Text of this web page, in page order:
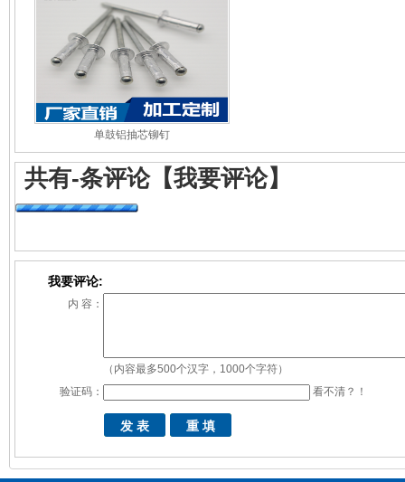
单鼓铝抽芯铆钉
共有-条评论【我要评论】
我要评论:
内 容：
（内容最多500个汉字，1000个字符）
验证码：
看不清？！